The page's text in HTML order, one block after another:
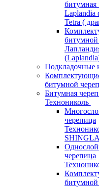
битумная
Laplandia
Tetra (
битумной
Подкладочные
битумной
Битумная
Технониколь
черепица
черепица
битумной